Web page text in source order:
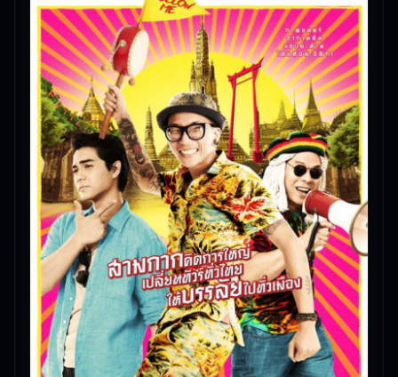
👀 ทีมงานแนะนำ: Thailand Only (2017) ไทยแลนด์
โอนลี่ #เมืองไทยอะไรก็ได้ ดูเพลิน เหมาะกับวันพักผ่อน
🎥อัปเดตโดยทีมงาน Free Movie 24— ตรวจสอบล่าสุด:
09/06/2026 |เกี่ยวกับเรา